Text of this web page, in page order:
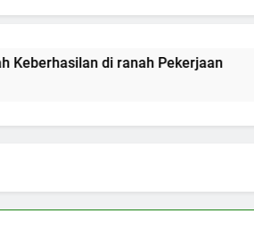
di ranah Pekerjaan Tugas
3